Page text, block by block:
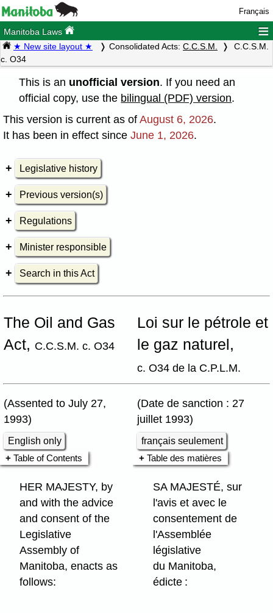
Français
Manitoba Laws ≡
★ New site layout ★ Consolidated Acts: C.C.S.M.
C.C.S.M.
c. O34
This is an unofficial version. If you need an
official copy, use the bilingual (PDF) version.
This version is current as of August 6, 2026.
It has been in effect since June 1, 2026.
Legislative history
Previous version(s)
Regulations
Minister responsible
Search in this Act
The Oil and Gas
Act, C.C.S.M. c. O34
Loi sur le pétrole et
le gaz naturel,
c. O34 de la C.P.L.M.
(Assented to July 27,
1993)
(Date de sanction : 27
juillet 1993)
English only
français seulement
Table of Contents
Table des matières
HER MAJESTY, by
and with the advice
and consent of the
Legislative
Assembly of
Manitoba, enacts as
follows:
SA MAJESTÉ, sur
l'avis et avec le
consentement de
l'Assemblée
législative
du Manitoba,
édicte :